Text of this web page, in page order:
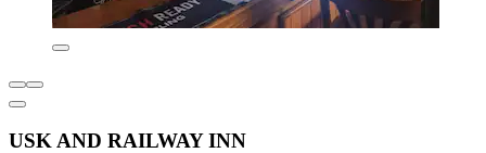
USK AND RAILWAY INN